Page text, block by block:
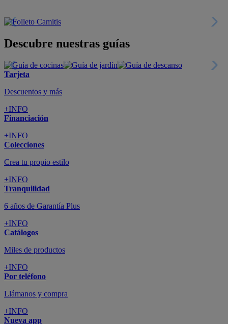
Descubre nuestras guías
Tarjeta
Descuentos y más
+INFO
Financiación
+INFO
Colecciones
Crea tu propio estilo
+INFO
Tranquilidad
6 años de Garantía Plus
+INFO
Catálogos
Miles de productos
+INFO
Por teléfono
Llámanos y compra
+INFO
Nueva app